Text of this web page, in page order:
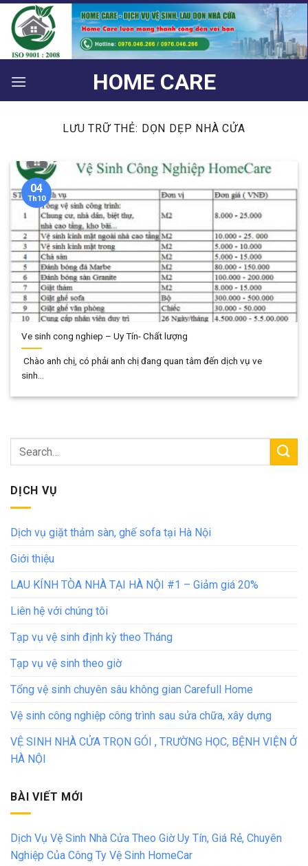
Bỏ
qua
nội
dung
HOME CARE
LƯU TRỮ THẺ: DỌN DẸP NHÀ CỬA
Ve sinh cong nghiep – Uy Tín- Chất lượng
Chào anh chị, có phải anh chị đang quan tâm đến dịch vụ ve
sinh...
04
Th10
DỊCH VỤ
Dịch vụ giặt thảm sàn, ghế sofa tại Hà Nội
Giới thiệu
LAU KÍNH TÒA NHÀ TẠI HÀ NỘI #1 – Giảm giá 20%
Liên hệ với chúng tôi
Tạp vụ vệ sinh định kỳ theo Tháng
Tạp vụ vệ sinh theo giờ
Tổng vệ sinh chuyên sâu không gian Carefull Home
Vệ sinh công nghiệp công trình sau sửa chữa, xây dựng
VỆ SINH NHÀ CỬA TRỌN GÓI , TRƯỜNG HỌC, BỆNH VIỆN Ở
HÀ NỘI
BÀI VIẾT MỚI
Dịch Vụ Vệ Sinh Nhà Cửa Theo Giờ Uy Tín, Giá Rẻ, Chuyên
Nghiệp Của Công Ty Vệ Sinh HomeCar